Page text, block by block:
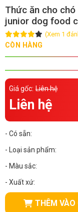
mèo
TIN TỨC
Thông tin về
spa cho thú cưng
CHÍNH SÁCH
Chính sách mua
Chính sách bảo
Thức ăn cho
junior dog food
(Xem 1
CÒN HÀNG
Giá gốc: Liên hệ
Liên hệ
- Có sẵn:
- Loại sản phẩm:
- Màu sắc:
- Xuất xứ:
THÊM VÀO